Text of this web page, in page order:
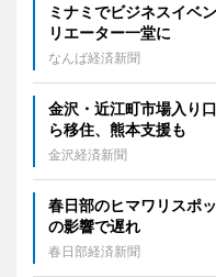
ミナミでビジネスイベ
リエーター一堂に
なんば経済新聞
金沢・近江町市場入り
ら移住、熊本支援も
金沢経済新聞
春日部のヒマワリスポ
の影響で遅れ
春日部経済新聞